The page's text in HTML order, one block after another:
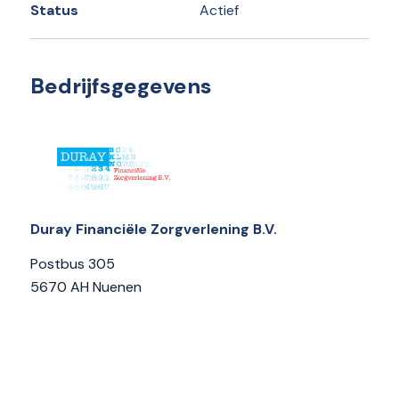
Status Actief
Bedrijfsgegevens
Duray Financiële Zorgverlening B.V.
Postbus 305
5670 AH Nuenen